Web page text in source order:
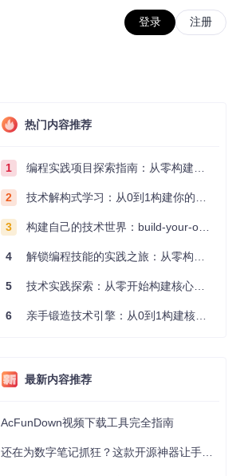
登录 注册
热门内容推荐
1 编程实践项目探索指南：从零构建技术能力体系
2 技术解构式学习：从0到1构建你的编程知识体系
3 构建自己的技术世界：build-your-own-x项目的实践探索指南
4 解锁编程技能的实践之旅：从零构建你的技术世界
5 技术实践探索：从零开始构建核心系统的实践指南
6 亲手锻造技术引擎：从0到1构建核心系统的实践指南
最新内容推荐
AcFunDown视频下载工具完全指南